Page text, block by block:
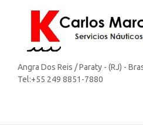
Angra Dos Reis / Paraty - (RJ) -
Tel:+55 249 8851-7880